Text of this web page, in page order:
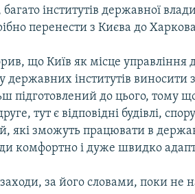
інститутів державної
перенести з Києва до
що Київ як місце
державних інститутів виносити
підготовлений до цього, тому
тут є відповідні будівлі,
які зможуть працювати в
комфортно і дуже швидко
за його словами, поки не